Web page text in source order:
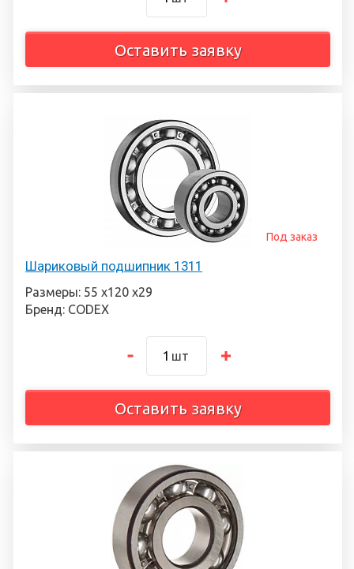
Оставить заявку
Шариковый подшипник 1311
Под заказ
Размеры: 55 х120 х29
Бренд: CODEX
шт
Оставить заявку